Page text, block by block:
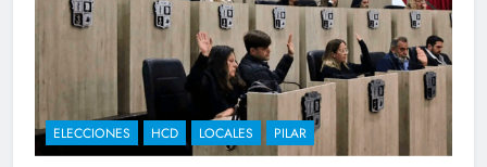
ELECCIONES HCD LOCALES PILAR